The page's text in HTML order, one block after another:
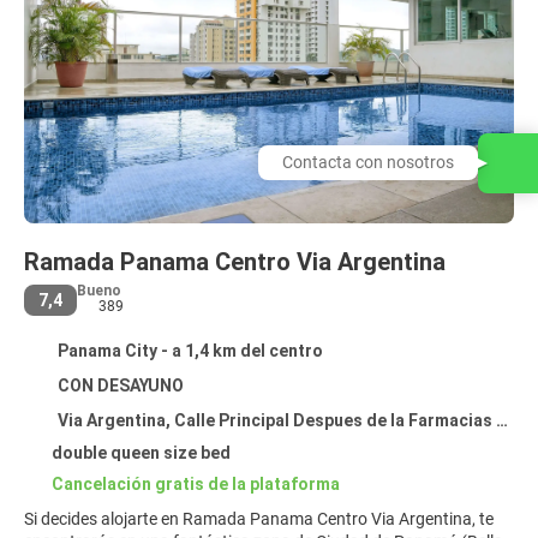
Ramada Panama Centro Via Argentina
7,4
Bueno
389
Panama City - a 1,4 km del centro
CON DESAYUNO
Via Argentina, Calle Principal Despues de la Farmacias Arrocha, Panama City
double queen size bed
Cancelación gratis de la plataforma
Si decides alojarte en Ramada Panama Centro Via Argentina, te
Contacta con nosotros